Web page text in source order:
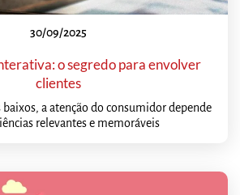
30/09/2025
o segredo para envolver
clientes
baixos, a atenção do consumidor depende
relevantes e memoráveis